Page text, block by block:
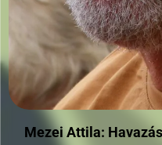
Mezei Attila: